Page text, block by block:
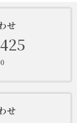
せ
せ